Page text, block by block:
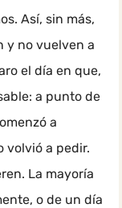
Así, sin más,
y no vuelven a
el día en que,
a punto de
a
volvió a pedir.
La mayoría
o de un día